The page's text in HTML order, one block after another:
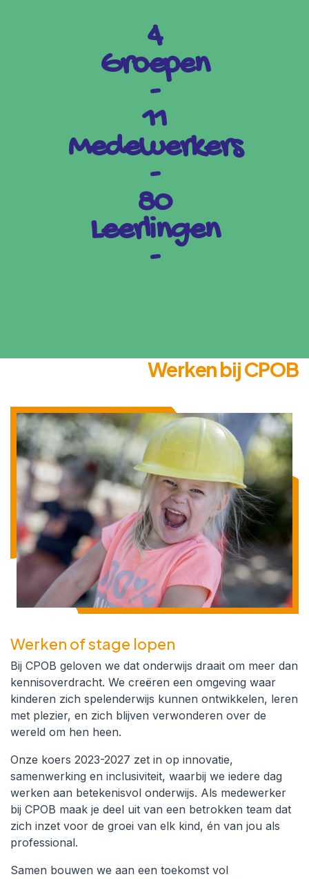
4
Groepen
-
11
Medewerkers
-
80
Leerlingen
-
Werken bij CPOB
Werken of stage lopen
Bij CPOB geloven we dat onderwijs draait om meer dan
kennisoverdracht. We creëren een omgeving waar
kinderen zich spelenderwijs kunnen ontwikkelen, leren
met plezier, en zich blijven verwonderen over de
wereld om hen heen.
Onze koers 2023-2027 zet in op innovatie,
samenwerking en inclusiviteit, waarbij we iedere dag
werken aan betekenisvol onderwijs. Als medewerker
bij CPOB maak je deel uit van een betrokken team dat
zich inzet voor de groei van elk kind, én van jou als
professional.
Samen bouwen we aan een toekomst vol